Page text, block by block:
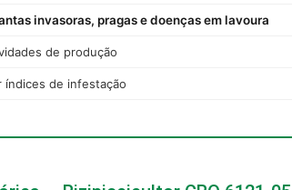
invasoras, pragas e doenças em lavoura
de produção
índices de infestação